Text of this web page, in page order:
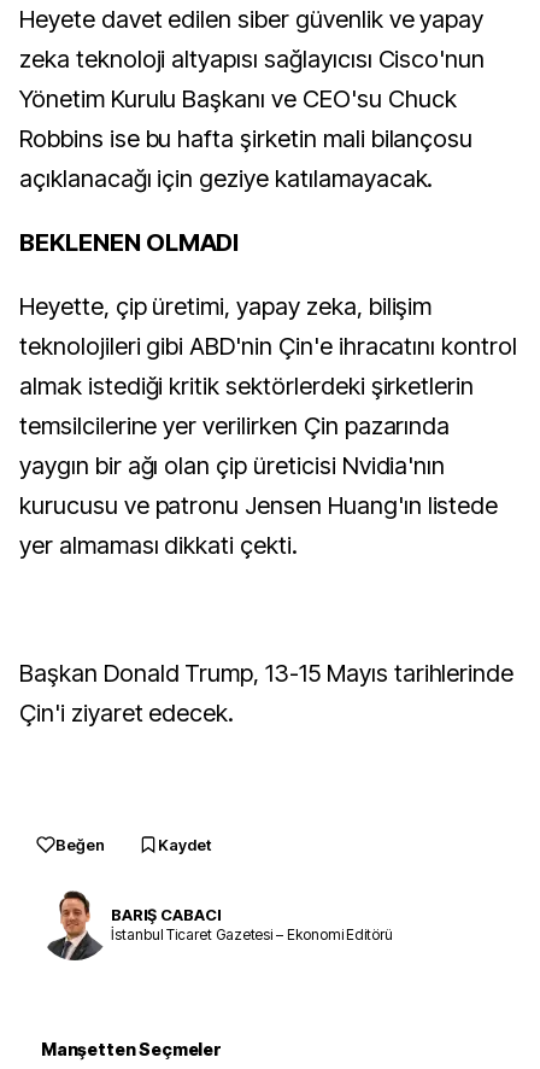
Heyete davet edilen siber güvenlik ve yapay
zeka teknoloji altyapısı sağlayıcısı Cisco'nun
Yönetim Kurulu Başkanı ve CEO'su Chuck
Robbins ise bu hafta şirketin mali bilançosu
açıklanacağı için geziye katılamayacak.
BEKLENEN OLMADI
Heyette, çip üretimi, yapay zeka, bilişim
teknolojileri gibi ABD'nin Çin'e ihracatını kontrol
almak istediği kritik sektörlerdeki şirketlerin
temsilcilerine yer verilirken Çin pazarında
yaygın bir ağı olan çip üreticisi Nvidia'nın
kurucusu ve patronu Jensen Huang'ın listede
yer almaması dikkati çekti.
Başkan Donald Trump, 13-15 Mayıs tarihlerinde
Çin'i ziyaret edecek.
Beğen Kaydet
BARIŞ CABACI
İstanbul Ticaret Gazetesi – Ekonomi Editörü
Manşetten Seçmeler